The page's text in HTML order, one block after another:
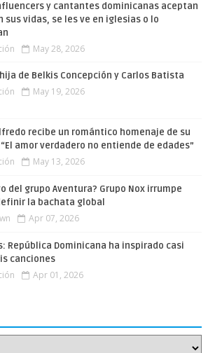
y cantantes dominicanas aceptan
sus vidas, se les ve en iglesias o lo
May 28, 2026
de Belkis Concepción y Carlos Batista
May 19, 2026
recibe un romántico homenaje de su
amor verdadero no entiende de edades”
May 13, 2026
del grupo Aventura? Grupo Nox irrumpe
la bachata global
Apr 07, 2026
República Dominicana ha inspirado casi
canciones
Apr 01, 2026